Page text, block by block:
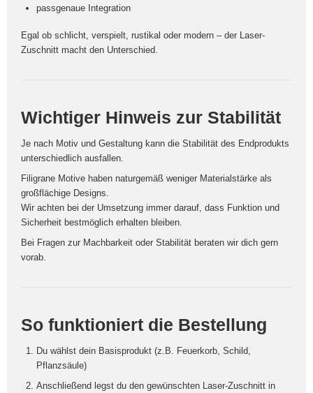
passgenaue Integration
Egal ob schlicht, verspielt, rustikal oder modern – der Laser-
Zuschnitt macht den Unterschied.
Wichtiger Hinweis zur Stabilität
Je nach Motiv und Gestaltung kann die Stabilität des Endprodukts
unterschiedlich ausfallen.
Filigrane Motive haben naturgemäß weniger Materialstärke als
großflächige Designs.
Wir achten bei der Umsetzung immer darauf, dass Funktion und
Sicherheit bestmöglich erhalten bleiben.
Bei Fragen zur Machbarkeit oder Stabilität beraten wir dich gern
vorab.
So funktioniert die Bestellung
Du wählst dein Basisprodukt (z.B. Feuerkorb, Schild,
Pflanzsäule)
Anschließend legst du den gewünschten Laser-Zuschnitt in